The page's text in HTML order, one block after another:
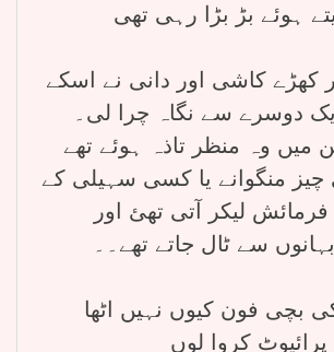
ہوئے بڑ بڑا رہی تھی
کھڑے کاشی اور دانی نے اسکے
دوسرے سے نگاہ چرا لی۔
میں وہ منظر تاذہ ہوئے تھے
منگوانے یا کسی سہیلی کے
لیکر آتی تھئ اور
بچی فون کیوں نہیں اٹھا